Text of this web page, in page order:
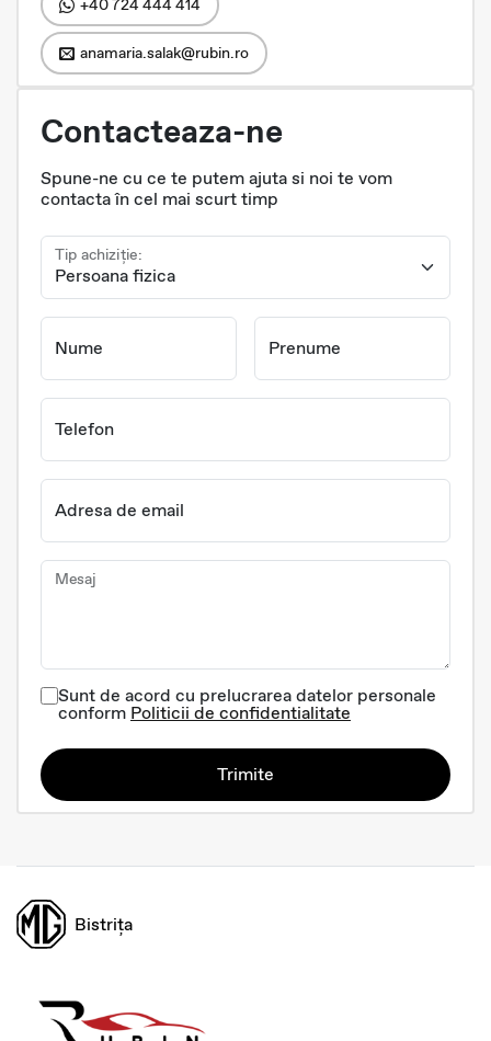
+40 724 444 414
anamaria.salak@rubin.ro
Contacteaza-ne
Spune-ne cu ce te putem ajuta si noi te vom
contacta în cel mai scurt timp
Tip achiziție:
Nume Prenume
Telefon
Adresa de email
Mesaj
Sunt de acord cu prelucrarea datelor personale
conform Politicii de confidentialitate
Trimite
Bistrița